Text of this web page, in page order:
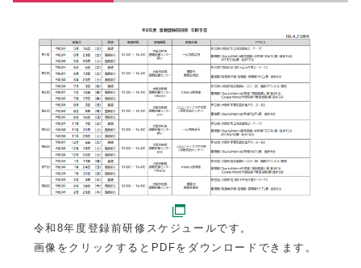
令和8年度登録前研修スケジュールです。
画像をクリックするとPDFをダウンロードできます。